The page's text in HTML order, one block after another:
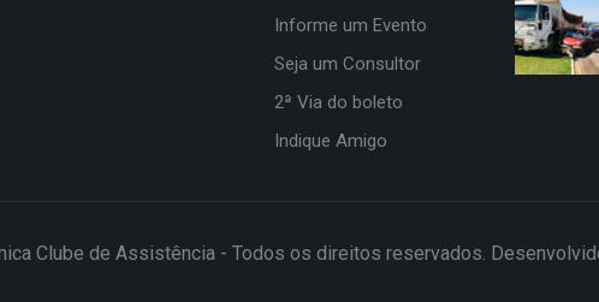
Informe um Evento
Seja um Consultor
2ª Via do boleto
Indique Amigo
Clube de Assistência - Todos os direitos reservados.